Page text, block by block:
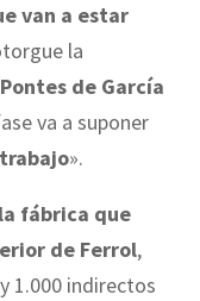
van a estar
la
de García
va a suponer
».
fábrica que
de Ferrol,
y 1.000 indirectos